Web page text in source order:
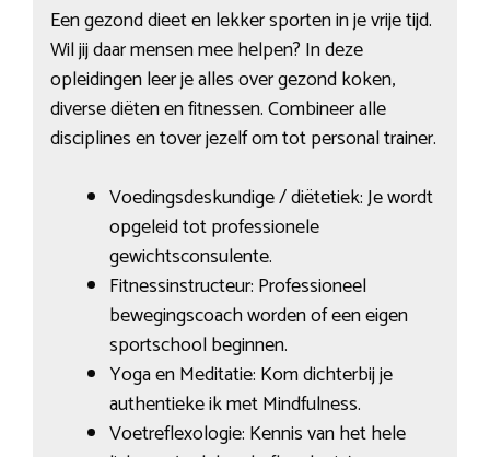
Een gezond dieet en lekker sporten in je vrije tijd.
Wil jij daar mensen mee helpen? In deze
opleidingen leer je alles over gezond koken,
diverse diëten en fitnessen. Combineer alle
disciplines en tover jezelf om tot personal trainer.
Voedingsdeskundige / diëtetiek: Je wordt
opgeleid tot professionele
gewichtsconsulente.
Fitnessinstructeur: Professioneel
bewegingscoach worden of een eigen
sportschool beginnen.
Yoga en Meditatie: Kom dichterbij je
authentieke ik met Mindfulness.
Voetreflexologie: Kennis van het hele